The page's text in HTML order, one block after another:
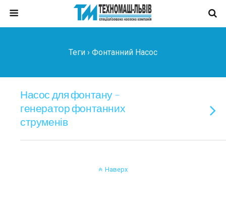
Теги › Фонтанний Насос
Насос для фонтану –
генератор фонтанних
струменів
Наверх